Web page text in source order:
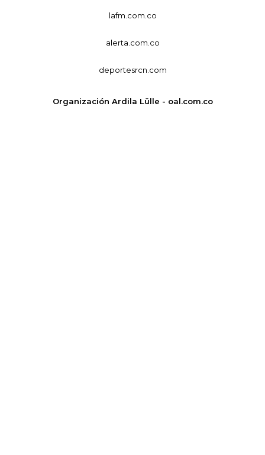
lafm.com.co
alerta.com.co
deportesrcn.com
Organización Ardila Lülle - oal.com.co